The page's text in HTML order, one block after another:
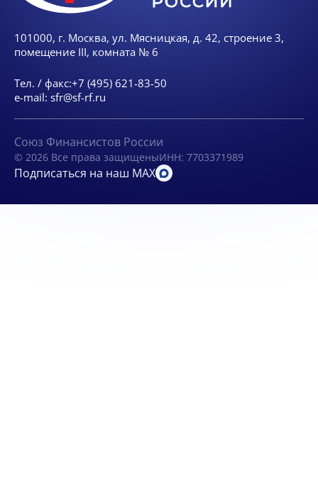
101000, г. Москва, ул. Мясницкая, д. 42, строение 3,
помещение III, комната № 6
Тел. / факс:+7 (495) 621-83-50
e-mail: sfr@sf-rf.ru
Союз Финансистов России
© 2026 Все права защищеныИНН: 7703371989
Подписаться на наш MAX